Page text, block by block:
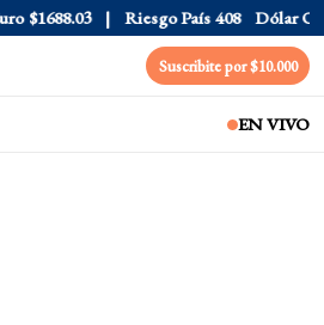
$1688.03 Riesgo País 408 Dólar Oficial
Suscribite por $10.000
EN VIVO